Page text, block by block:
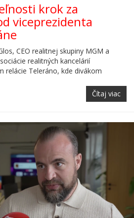
krok za
viceprezidenta
CEO realitnej skupiny MGM a
realitných kancelárií
relácie Teleráno, kde divákom
Čítaj viac